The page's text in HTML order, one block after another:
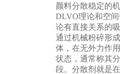
颜料分散稳定的
DLVO理论和空
论有直接关系的吸
通过机械粉碎形
体，在无外力作
状态，通常称其
段。分散剂就是